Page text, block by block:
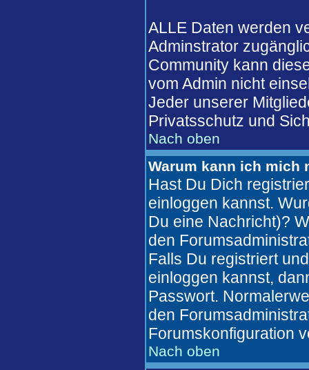
ALLE Daten werden
Adminstrator
Community kann
vom Admin nicht
Jeder unserer
Privatsschutz und
Nach oben
Warum kann ich mich
Hast Du Dich
einloggen kannst.
Du eine Nachricht)?
den
Falls Du registriert
einloggen kannst,
Passwort.
den
Forumskonfiguration
Nach oben